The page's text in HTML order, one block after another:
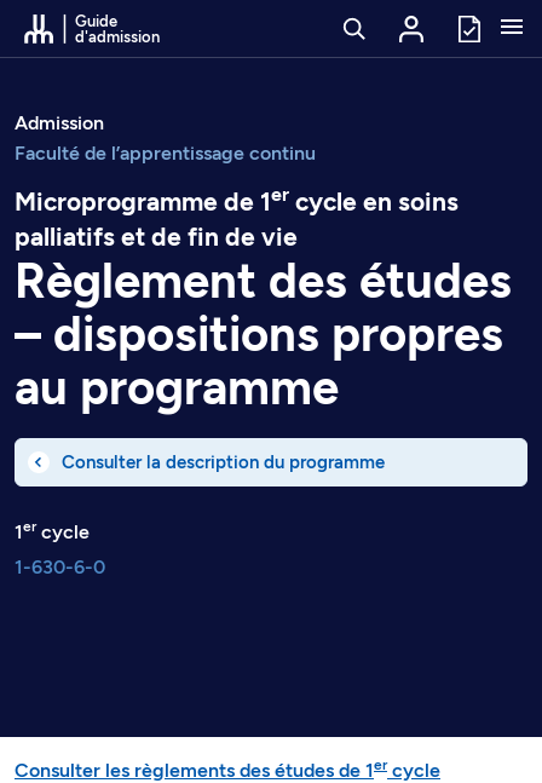
Passer au contenu
Guide
d'admission
Admission
Faculté de l’apprentissage continu
Microprogramme de 1er cycle en soins
palliatifs et de fin de vie
Règlement des études
– dispositions propres
au programme
Consulter la description du programme
1ercycle
1-630-6-0
Consulter les règlements des études de 1ercycle